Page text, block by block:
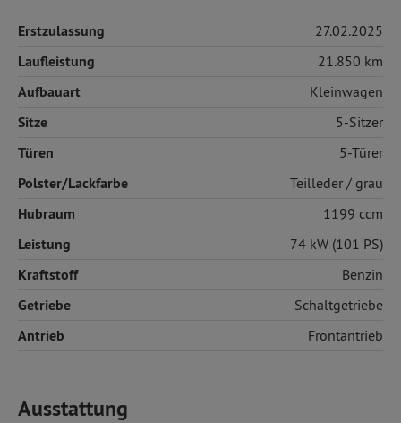
Erstzulassung 27.02.2025
Laufleistung 21.850 km
Aufbauart Kleinwagen
Sitze 5-Sitzer
Türen 5-Türer
Polster/Lackfarbe Teilleder / grau
Hubraum 1199 ccm
Leistung 74 kW (101 PS)
Kraftstoff Benzin
Getriebe Schaltgetriebe
Antrieb Frontantrieb
Ausstattung